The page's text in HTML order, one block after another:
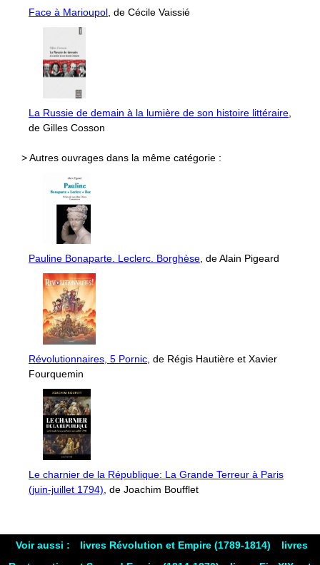
Face à Marioupol, de Cécile Vaissié
La Russie de demain à la lumière de son histoire littéraire,
de Gilles Cosson
> Autres ouvrages dans la même catégorie :
Pauline Bonaparte. Leclerc. Borghèse, de Alain Pigeard
Révolutionnaires, 5 Pornic, de Régis Hautière et Xavier
Fourquemin
Le charnier de la République: La Grande Terreur à Paris
(juin-juillet 1794), de Joachim Boufflet
Voir aussi : livres Révolution et Empire (1789-1814)
livres